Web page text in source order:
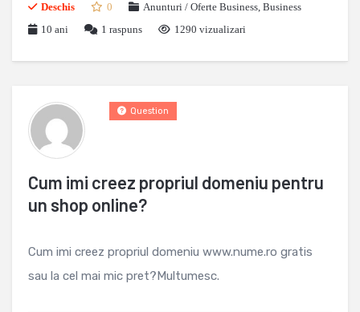
Deschis 0 Anunturi / Oferte Business, Business
10 ani
1 raspuns 1290 vizualizari
Cum imi creez propriul domeniu pentru
un shop online?
Question
Cum imi creez propriul domeniu www.nume.ro gratis
sau la cel mai mic pret?Multumesc.